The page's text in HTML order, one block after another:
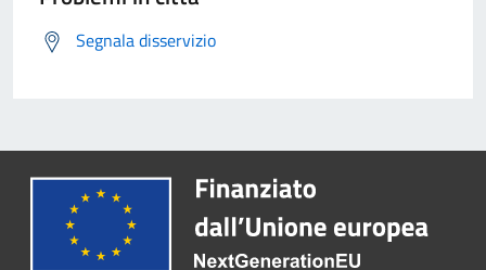
Segnala disservizio